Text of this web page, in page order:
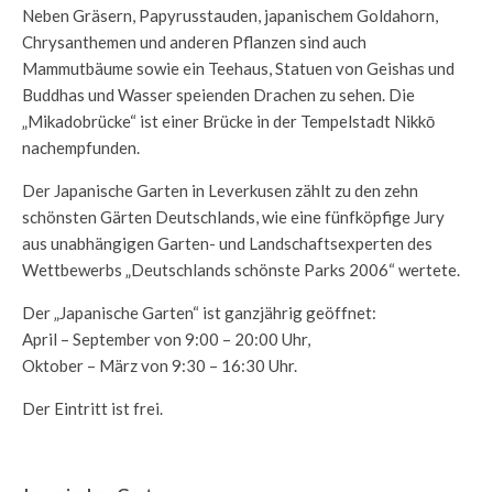
Neben Gräsern, Papyrusstauden, japanischem Goldahorn,
Chrysanthemen und anderen Pflanzen sind auch
Mammutbäume sowie ein Teehaus, Statuen von Geishas und
Buddhas und Wasser speienden Drachen zu sehen. Die
„Mikadobrücke“ ist einer Brücke in der Tempelstadt Nikkō
nachempfunden.
Der Japanische Garten in Leverkusen zählt zu den zehn
schönsten Gärten Deutschlands, wie eine fünfköpfige Jury
aus unabhängigen Garten- und Landschaftsexperten des
Wettbewerbs „Deutschlands schönste Parks 2006“ wertete.
Der „Japanische Garten“ ist ganzjährig geöffnet:
April – September von 9:00 – 20:00 Uhr,
Oktober – März von 9:30 – 16:30 Uhr.
Der Eintritt ist frei.